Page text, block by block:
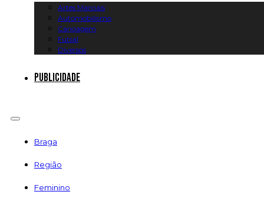
Artes Marciais
Automobilismo
Canoagem
Futsal
Diversos
Publicidade
Braga
Região
Feminino